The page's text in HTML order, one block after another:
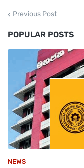
ක්‍රමවේදය ඔස්සේ
කිරීම සඳහා විදේශ
සහ මහජන
අමාත්‍යවරයා
අනුමැතිය හිමිව
Previous Post
POPULAR POSTS
NEWS